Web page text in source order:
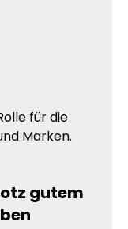
für die
Marken.
gutem